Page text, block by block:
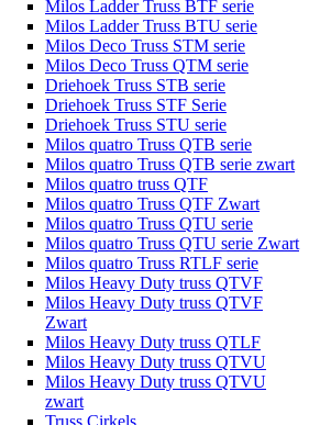
Milos Ladder Truss BTF serie
Milos Ladder Truss BTU serie
Milos Deco Truss STM serie
Milos Deco Truss QTM serie
Driehoek Truss STB serie
Driehoek Truss STF Serie
Driehoek Truss STU serie
Milos quatro Truss QTB serie
Milos quatro Truss QTB serie zwart
Milos quatro truss QTF
Milos quatro Truss QTF Zwart
Milos quatro Truss QTU serie
Milos quatro Truss QTU serie Zwart
Milos quatro Truss RTLF serie
Milos Heavy Duty truss QTVF
Milos Heavy Duty truss QTVF
Zwart
Milos Heavy Duty truss QTLF
Milos Heavy Duty truss QTVU
Milos Heavy Duty truss QTVU
zwart
Truss Cirkels